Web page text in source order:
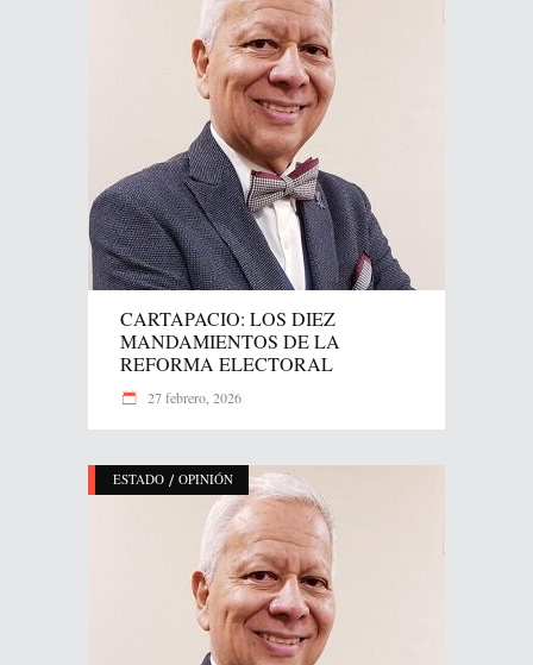
CARTAPACIO: LOS DIEZ
MANDAMIENTOS DE LA
REFORMA ELECTORAL
27 febrero, 2026
ESTADO / OPINIÓN